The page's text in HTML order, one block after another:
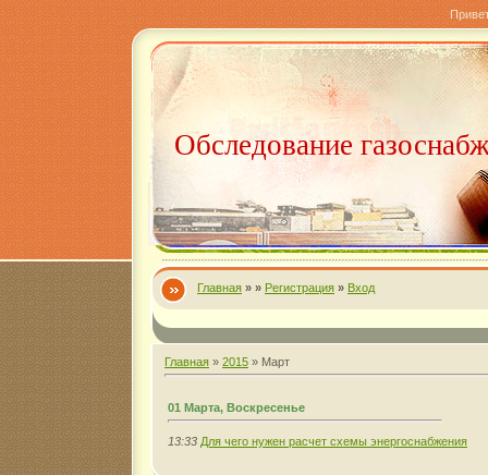
Обследование
Главная » » Регистрация » Вход
Главная » 2015 » Март
01 Марта, Воскресенье
13:33 Для чего нужен расчет схемы энергоснабжения